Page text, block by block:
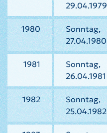
29.04.1979
1980
Sonntag,
27.04.1980
1981
Sonntag,
26.04.1981
1982
Sonntag,
25.04.1982